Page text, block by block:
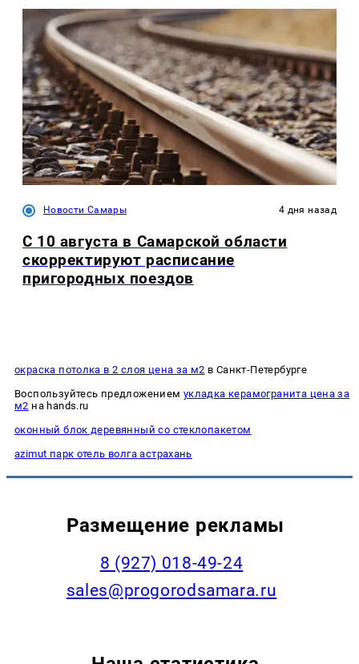
Новости Самары 4 дня назад
С 10 августа в Самарской области
скорректируют расписание
пригородных поездов
окраска потолка в 2 слоя цена за м2 в Санкт-Петербурге
Воспользуйтесь предложением укладка керамогранита цена за
м2 на hands.ru
оконный блок деревянный со стеклопакетом
azimut парк отель волга астрахань
Размещение рекламы
8 (927) 018-49-24
sales@progorodsamara.ru